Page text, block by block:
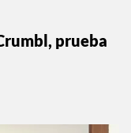
prueba